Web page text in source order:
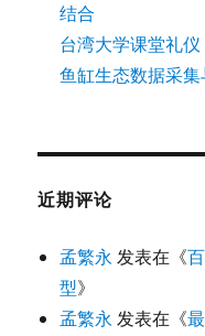
结合
台湾大学课堂礼
鱼缸生态数据采
近期评论
孟繁永 发表在《
型》
孟繁永 发表在《